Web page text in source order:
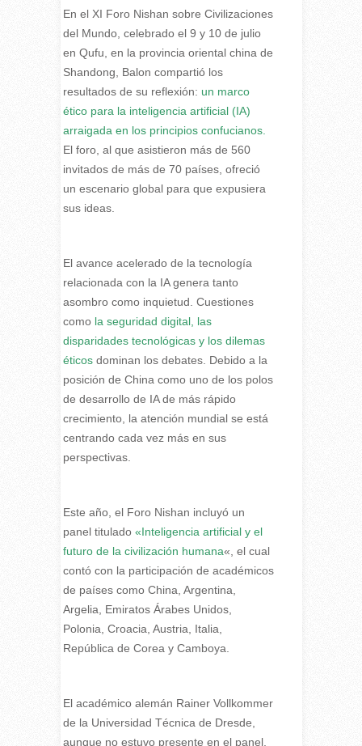
En el XI Foro Nishan sobre Civilizaciones
del Mundo, celebrado el 9 y 10 de julio
en Qufu, en la provincia oriental china de
Shandong, Balon compartió los
resultados de su reflexión: un marco
ético para la inteligencia artificial (IA)
arraigada en los principios confucianos.
El foro, al que asistieron más de 560
invitados de más de 70 países, ofreció
un escenario global para que expusiera
sus ideas.
El avance acelerado de la tecnología
relacionada con la IA genera tanto
asombro como inquietud. Cuestiones
como la seguridad digital, las
disparidades tecnológicas y los dilemas
éticosdominan los debates. Debido a la
posición de China como uno de los polos
de desarrollo de IA de más rápido
crecimiento, la atención mundial se está
centrando cada vez más en sus
perspectivas.
Este año, el Foro Nishan incluyó un
panel titulado «Inteligencia artificial y el
futuro de la civilización humana«, el cual
contó con la participación de académicos
de países como China, Argentina,
Argelia, Emiratos Árabes Unidos,
Polonia, Croacia, Austria, Italia,
República de Corea y Camboya.
El académico alemán Rainer Vollkommer
de la Universidad Técnica de Dresde,
aunque no estuvo presente en el panel,